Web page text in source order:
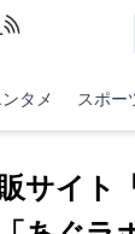
タメ スポー
サイト